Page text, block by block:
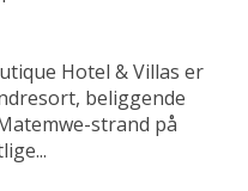
Hotel & Villas er
beliggende
strand på